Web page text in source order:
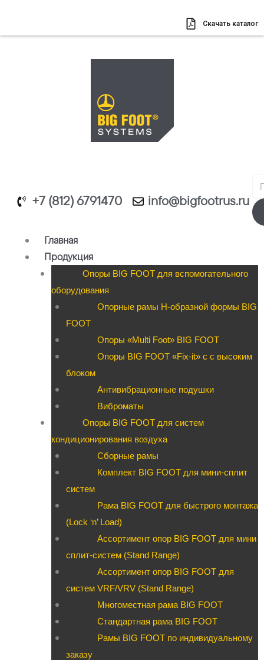
содержимому
Скачать каталог
+7 (812) 6791470 info@bigfootrus.ru
Главная
Продукция
Опоры BIG FOOT для вспомогательного
оборудования
Опорные рамы H-образной формы BIG
FOOT
Опоры «Multi Foot» BIG FOOT
Опоры BIG FOOT «Fix-it» c с высоким
блоком
Антивибрационные подушки
Виброматы
Опоры BIG FOOT для систем
кондиционирования воздуха
Сборные рамы
Комплект BIG FOOT для мини-сплит
систем
Рама BIG FOOT для быстрого монтажа
(Lock ‘n’ Load)
Ассортимент опор BIG FOOT для мини
сплит-систем (Stand Range)
Ассортимент опор BIG FOOT для
систем VRF/VRV (Stand Range)
Многоместная рама BIG FOOT
Стандартная рама BIG FOOT
Рамы BIG FOOT по индивидуальному
заказу